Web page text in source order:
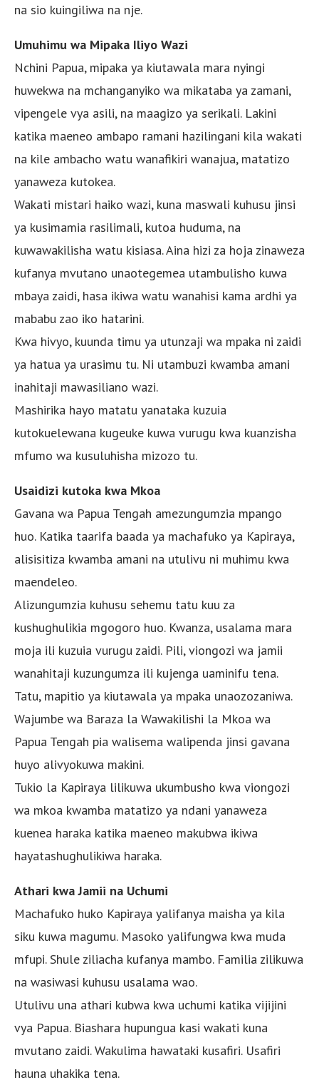
na sio kuingiliwa na nje.
Umuhimu wa Mipaka Iliyo Wazi
Nchini Papua, mipaka ya kiutawala mara nyingi
huwekwa na mchanganyiko wa mikataba ya zamani,
vipengele vya asili, na maagizo ya serikali. Lakini
katika maeneo ambapo ramani hazilingani kila wakati
na kile ambacho watu wanafikiri wanajua, matatizo
yanaweza kutokea.
Wakati mistari haiko wazi, kuna maswali kuhusu jinsi
ya kusimamia rasilimali, kutoa huduma, na
kuwawakilisha watu kisiasa. Aina hizi za hoja zinaweza
kufanya mvutano unaotegemea utambulisho kuwa
mbaya zaidi, hasa ikiwa watu wanahisi kama ardhi ya
mababu zao iko hatarini.
Kwa hivyo, kuunda timu ya utunzaji wa mpaka ni zaidi
ya hatua ya urasimu tu. Ni utambuzi kwamba amani
inahitaji mawasiliano wazi.
Mashirika hayo matatu yanataka kuzuia
kutokuelewana kugeuke kuwa vurugu kwa kuanzisha
mfumo wa kusuluhisha mizozo tu.
Usaidizi kutoka kwa Mkoa
Gavana wa Papua Tengah amezungumzia mpango
huo. Katika taarifa baada ya machafuko ya Kapiraya,
alisisitiza kwamba amani na utulivu ni muhimu kwa
maendeleo.
Alizungumzia kuhusu sehemu tatu kuu za
kushughulikia mgogoro huo. Kwanza, usalama mara
moja ili kuzuia vurugu zaidi. Pili, viongozi wa jamii
wanahitaji kuzungumza ili kujenga uaminifu tena.
Tatu, mapitio ya kiutawala ya mpaka unaozozaniwa.
Wajumbe wa Baraza la Wawakilishi la Mkoa wa
Papua Tengah pia walisema walipenda jinsi gavana
huyo alivyokuwa makini.
Tukio la Kapiraya lilikuwa ukumbusho kwa viongozi
wa mkoa kwamba matatizo ya ndani yanaweza
kuenea haraka katika maeneo makubwa ikiwa
hayatashughulikiwa haraka.
Athari kwa Jamii na Uchumi
Machafuko huko Kapiraya yalifanya maisha ya kila
siku kuwa magumu. Masoko yalifungwa kwa muda
mfupi. Shule ziliacha kufanya mambo. Familia zilikuwa
na wasiwasi kuhusu usalama wao.
Utulivu una athari kubwa kwa uchumi katika vijijini
vya Papua. Biashara hupungua kasi wakati kuna
mvutano zaidi. Wakulima hawataki kusafiri. Usafiri
hauna uhakika tena.